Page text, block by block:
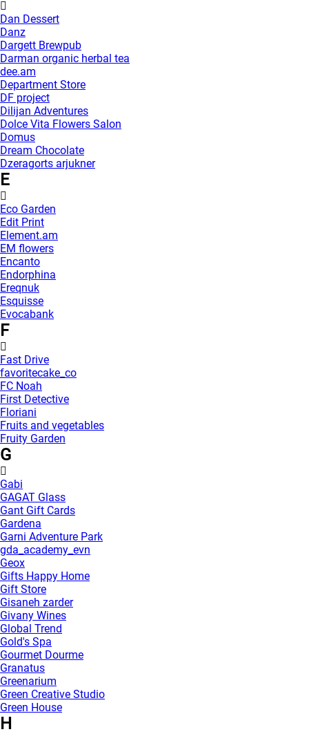
Dan Dessert
Danz
Dargett Brewpub
Darman organic herbal tea
dee.am
Department Store
DF project
Dilijan Adventures
Dolce Vita Flowers Salon
Domus
Dream Chocolate
Dzeragorts arjukner
E
Eco Garden
Edit Print
Element.am
EM flowers
Encanto
Endorphina
Ereqnuk
Esquisse
Evocabank
F
Fast Drive
favoritecake_co
FC Noah
First Detective
Floriani
Fruits and vegetables
Fruity Garden
G
Gabi
GAGAT Glass
Gant Gift Cards
Gardena
Garni Adventure Park
gda_academy_evn
Geox
Gifts Happy Home
Gift Store
Gisaneh zarder
Givany Wines
Global Trend
Gold's Spa
Gourmet Dourme
Granatus
Greenarium
Green Creative Studio
Green House
H